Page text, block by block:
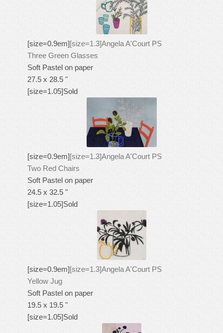
[size=0.9em][size=1.3]Angela A'Court PS
Three Green Glasses
Soft Pastel on paper
27.5 x 28.5 "
[size=1.05]Sold
[size=0.9em][size=1.3]Angela A'Court PS
Two Red Chairs
Soft Pastel on paper
24.5 x 32.5 "
[size=1.05]Sold
[size=0.9em][size=1.3]Angela A'Court PS
Yellow Jug
Soft Pastel on paper
19.5 x 19.5 "
[size=1.05]Sold